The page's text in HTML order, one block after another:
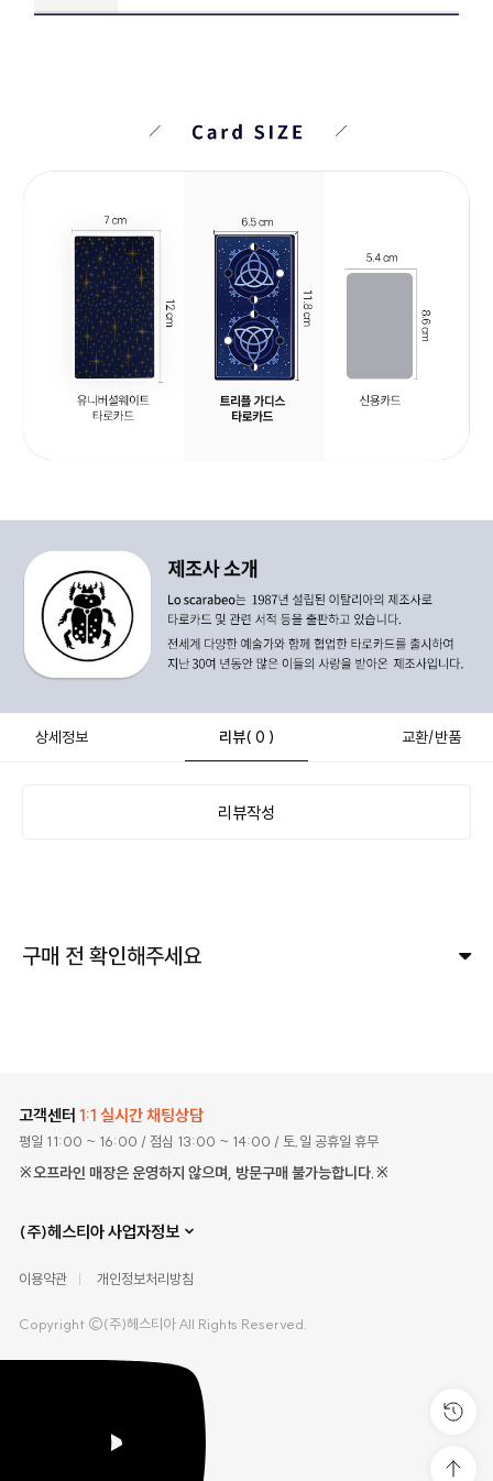
상세정보 리뷰( 0 ) 교환/반품
리뷰작성
구매 전 확인해주세요
고객센터 1:1 실시간 채팅상담
평일 11:00 ~ 16:00 / 점심 13:00 ~ 14:00 / 토,일 공휴일 휴무
※오프라인 매장은 운영하지 않으며, 방문구매 불가능합니다.※
(주)헤스티아 사업자정보
이용약관 개인정보처리방침
Copyright ©(주)헤스티아 All Rights Reserved.